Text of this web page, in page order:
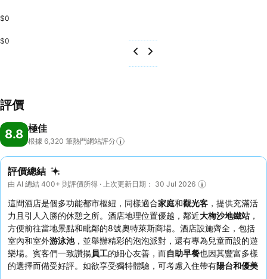
$0
$0
評價
8.8 極佳
根據 6,320 筆熱門網站評分
評價總結
由 AI 總結 400+ 則評價所得 · 上次更新日期： 30 Jul 2026
這間酒店是個多功能都市樞紐，同樣適合家庭和觀光客 ，提供充滿活
力且引人入勝的休憩之所。酒店地理位置優越，鄰近大梅沙地鐵站 ，
方便前往當地景點和毗鄰的8號奧特萊斯商場。酒店設施齊全，包括
室內和室外游泳池，並舉辦精彩的泡泡派對，還有專為兒童而設的遊
樂場。賓客們一致讚揚員工的細心友善，而自助早餐也因其豐富多樣
的選擇而備受好評。如欲享受獨特體驗，可考慮入住帶有陽台和優美